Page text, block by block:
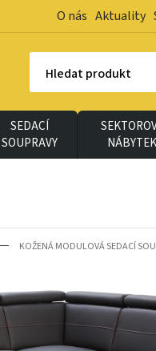
O nás Aktuality
Hledat produkt
SEDACÍ
SOUPRAVY
NÁBYTEK
KOŽENÁ MODULOVÁ SEDACÍ